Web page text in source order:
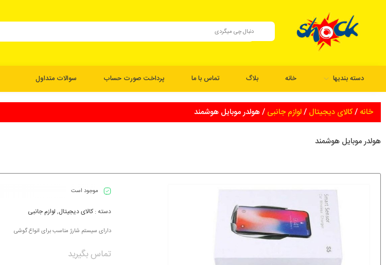
دسته بندیها خانه بلاگ تماس با ما پرداخت صورت حساب سوالات متداول
خانه /کالای دیجیتال /لوازم جانبی / هولدر موبایل هوشمند
هولدر موبایل هوشمند
موجود است
دسته :کالای دیجیتال, لوازم جانبی
دارای سیستم شارژ مناسب برای انواع گوشی
تماس بگیرید